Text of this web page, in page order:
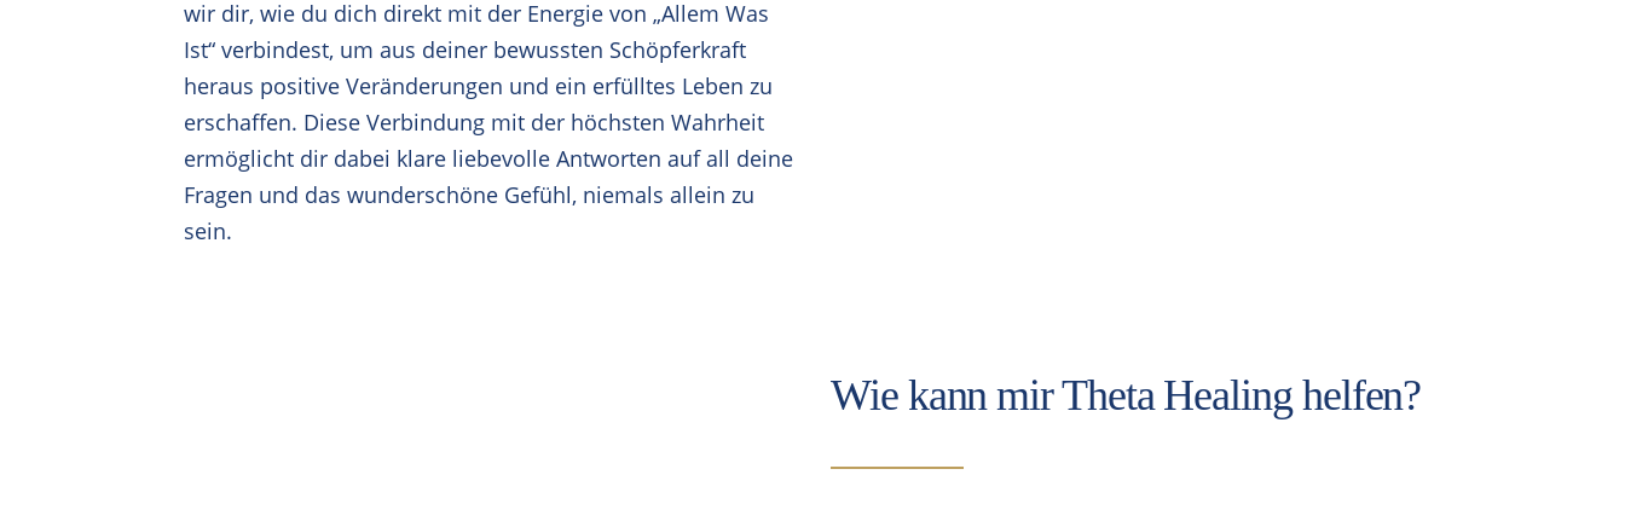
wir dir, wie du dich direkt mit der Energie von „Allem Was
Ist“ verbindest, um aus deiner bewussten Schöpferkraft
heraus positive Veränderungen und ein erfülltes Leben zu
erschaffen. Diese Verbindung mit der höchsten Wahrheit
ermöglicht dir dabei klare liebevolle Antworten auf all deine
Fragen und das wunderschöne Gefühl, niemals allein zu
sein.
Wie kann mir Theta Healing helfen?